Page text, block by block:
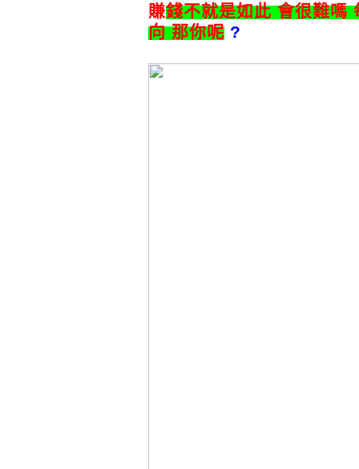
賺錢不就是如此 會很難嗎
向 那你呢 ?